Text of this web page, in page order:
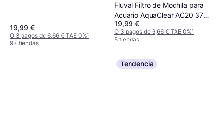
19,99 €
O 3 pagos de 6,66 € TAE 0%¹
9+ tiendas
Fluval Filtro de Mochila para
Acuario AquaClear AC20 379
lph
19,99 €
O 3 pagos de 6,66 € TAE 0%¹
5 tiendas
Tendencia